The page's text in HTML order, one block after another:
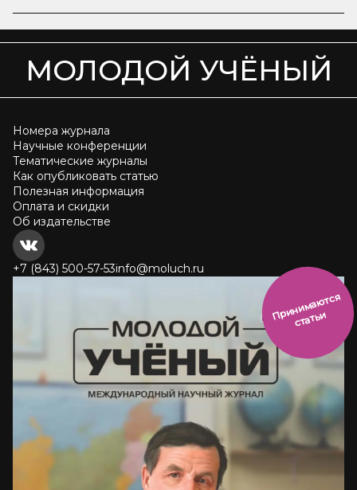
МОЛОДОЙ УЧЁНЫЙ
Номера журнала
Научные конференции
Тематические журналы
Как опубликовать статью
Полезная информация
Оплата и скидки
Об издательстве
+7 (843) 500-57-53info@moluch.ru
П
р
и
н
и
м
а
ют
с
я
ст
ать
и